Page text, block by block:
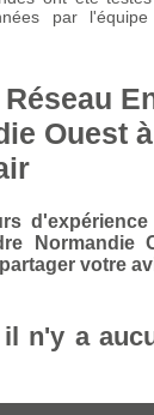
par
Ouest
Normandie
votre
n'y a